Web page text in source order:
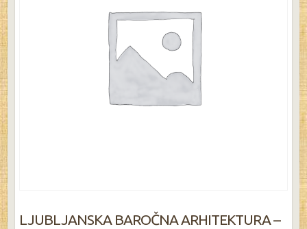
LJUBLJANSKA BAROČNA ARHITEKTURA –